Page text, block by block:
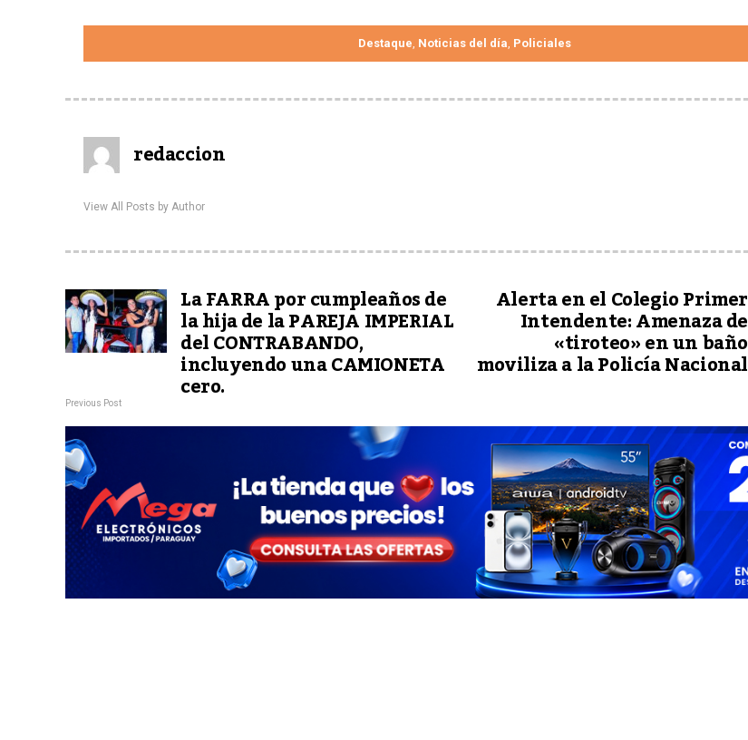
Destaque, Noticias del día, Policiales
redaccion
View All Posts by Author
La FARRA por cumpleaños de
la hija de la PAREJA IMPERIAL
del CONTRABANDO,
incluyendo una CAMIONETA
cero.
Previous Post
Alerta en el Colegio Primer
Intendente: Amenaza de
«tiroteo» en un baño
moviliza a la Policía Nacional